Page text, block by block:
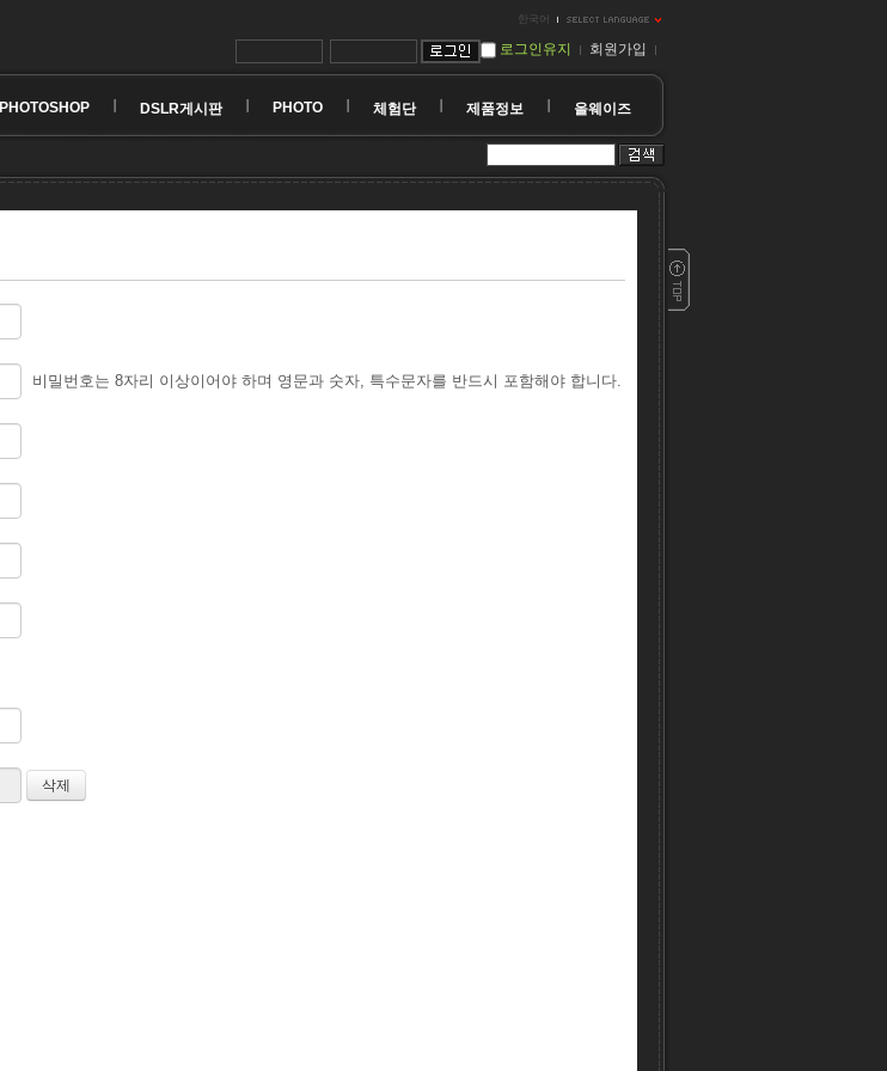
한국어
로그인유지 회원가입
PHOTOSHOP DSLR게시판 PHOTO 체험단 제품정보 올웨이즈
비밀번호는 8자리 이상이어야 하며 영문과 숫자, 특수문자를 반드시 포함해야 합니다.